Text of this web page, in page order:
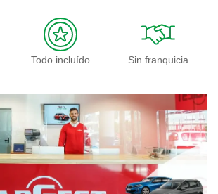
Todo incluído Sin franquicia